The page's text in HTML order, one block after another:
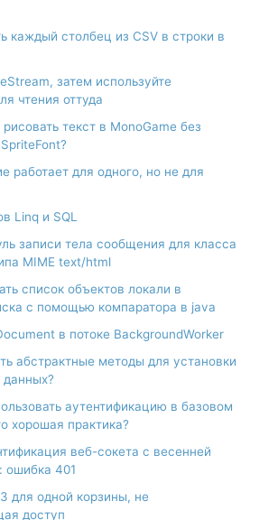
каждый столбец из CSV в строки в
затем используйте
чтения оттуда
текст в MonoGame без
работает для одного, но не для
Linq и SQL
записи тела сообщения для класса
MIME text/html
список объектов локали в
с помощью компаратора в java
в потоке BackgroundWorker
абстрактные методы для установки
данных?
аутентификацию в базовом
хорошая практика?
веб-сокета с весенней
ошибка 401
для одной корзины, не
доступ